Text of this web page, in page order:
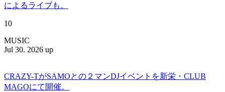
によるライブも。
10
MUSIC
Jul 30. 2026 up
CRAZY-TがSAMOとの２マンDJイベントを新栄・CLUB
MAGOにて開催。